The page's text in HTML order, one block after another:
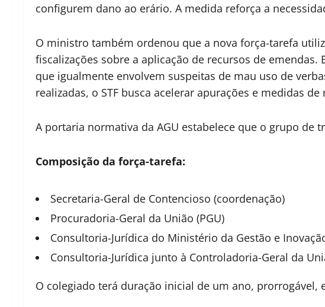
configurem dano ao erário. A medida reforça a
O ministro também ordenou que a nova força-tarefa
fiscalizações sobre a aplicação de recursos de emendas.
que igualmente envolvem suspeitas de mau uso de
realizadas, o STF busca acelerar apurações e medidas
A portaria normativa da AGU estabelece que o grupo de
Composição da força-tarefa:
Secretaria-Geral de Contencioso (coordenação)
Procuradoria-Geral da União (PGU)
Consultoria-Jurídica do Ministério da Gestão e
Consultoria-Jurídica junto à Controladoria-Geral da
O colegiado terá duração inicial de um ano, prorrogável,